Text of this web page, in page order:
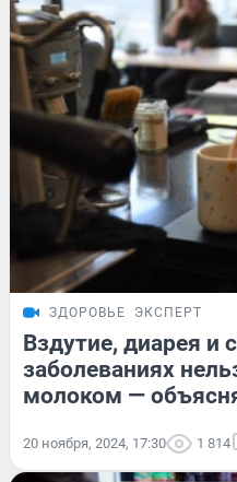
ЗДОРОВЬЕ ЭКСПЕРТ
Вздутие, диарея и
заболеваниях
молоком —
20 ноября, 2024, 17:30 1 814